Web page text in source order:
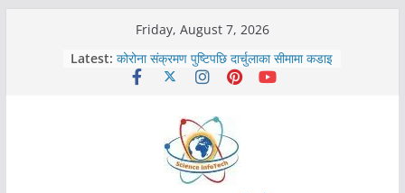
Friday, August 7, 2026
Latest:
काभ्रेपलाञ्चोकमा आयुर्वेद स्वास्थ्योपचारतर्फ
आकर्षण बढ्दै
कोरोना संक्रमण पुष्टिपछि दार्चुलाका सीमामा कडाइ
मकवानपुरमा खोरेत रोग विरुद्धको खोप लगाउन
आयुर्वेद चिकित्सा प्रणालीको भूमिका महत्वपूर्ण छ :
मुख्यमन्त्री शाह